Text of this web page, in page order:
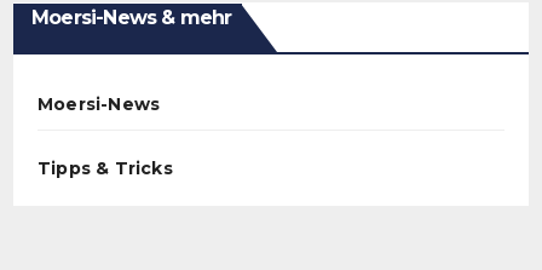
Moersi-News & mehr
Moersi-News
Tipps & Tricks